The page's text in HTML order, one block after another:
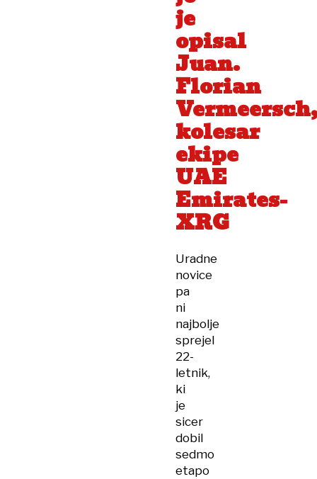
je
opisal
Juan.
Florian
Vermeersch,
kolesar
ekipe
UAE
Emirates-
XRG
Uradne
novice
pa
ni
najbolje
sprejel
22-
letnik,
ki
je
sicer
dobil
sedmo
etapo